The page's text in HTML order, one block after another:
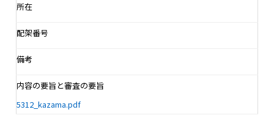
所在
配架番号
備考
内容の要旨と審査の要旨
5312_kazama.pdf